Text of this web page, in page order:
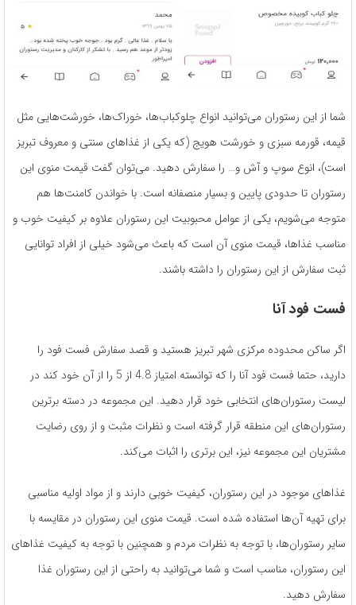
شما از این رستوران می­‌توانید انواع چلوکباب­‌ها، خوراک‌­ها، خورشت­‌هایی مثل
قیمه، قورمه سبزی و خورشت هویج (که یکی از غذاهای سنتی و معروف تبریز
است)، انوع سوپ و آش و… را سفارش دهید. می­‌توان گفت قیمت منوی این
رستوران تا حدودی پایین و بسیار منصفانه است. با خواندن کامنت­‌ها هم
متوجه می­‌شویم، یکی از عوامل محبوبیت این رستوران علاوه ­بر کیفیت خوب و
مناسب غذاها، قیمت منوی آن است که باعث می­‌شود خیلی از افراد توانایی
ثبت سفارش از این رستوران را داشته ­باشند.
فست فود آنا
اگر ساکن محدوده­ مرکزی شهر تبریز هستید و قصد سفارش فست فود را
دارید، حتما فست فود آنا را که توانسته امتیاز 4.8 از 5 را از آن خود کند در
لیست رستوران­‌های انتخابی خود قرار دهید. این مجموعه در دسته­ برترین
رستوران‌­های این منطقه قرار گرفته ­است و نظرات مثبت و از روی رضایت
مشتریان این مجموعه نیز، این برتری را اثبات می­‌کند.
غذاهای موجود در این رستوران، کیفیت خوبی دارند و از مواد اولیه مناسبی
برای تهیه آن‌ها استفاده ‌شده است. قیمت منوی این رستوران در مقایسه با
سایر رستوران­‌ها، با توجه به نظرات مردم و همچنین با توجه به کیفیت غذاهای
این رستوران، مناسب است و شما می­‌توانید به راحتی از این رستوران غذا
سفارش دهید.